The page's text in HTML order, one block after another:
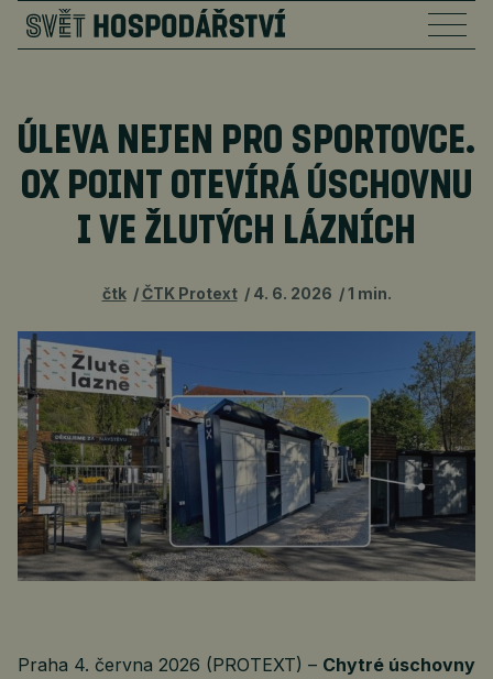
ÚLEVA NEJEN PRO SPORTOVCE.
OX POINT OTEVÍRÁ ÚSCHOVNU
I VE ŽLUTÝCH LÁZNÍCH
čtk ČTK Protext 4. 6. 2026 1 min.
Praha 4. června 2026 (PROTEXT) – Chytré úschovny